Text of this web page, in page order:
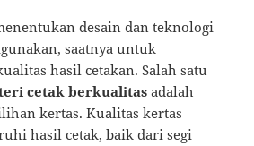
desain dan teknologi
saatnya untuk
hasil cetakan. Salah satu
cetak berkualitasadalah
kertas. Kualitas kertas
hasil cetak, baik dari segi